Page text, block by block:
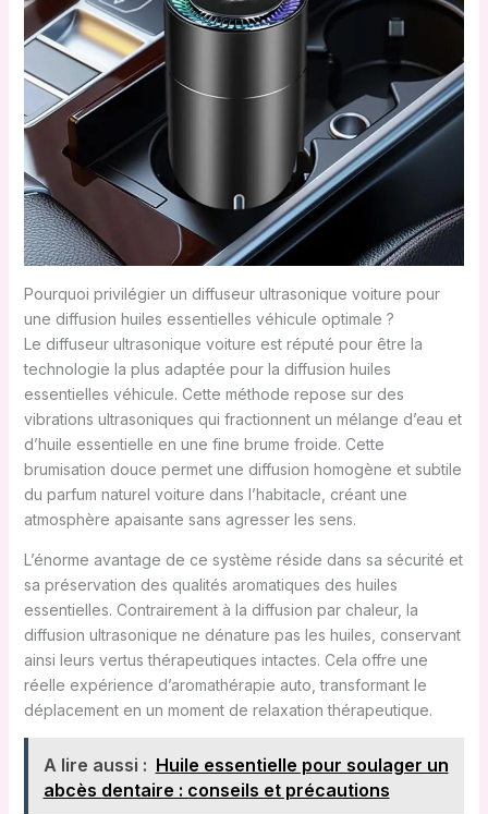
Pourquoi privilégier un diffuseur ultrasonique voiture pour
une diffusion huiles essentielles véhicule optimale ?
Le diffuseur ultrasonique voiture est réputé pour être la
technologie la plus adaptée pour la diffusion huiles
essentielles véhicule. Cette méthode repose sur des
vibrations ultrasoniques qui fractionnent un mélange d’eau et
d’huile essentielle en une fine brume froide. Cette
brumisation douce permet une diffusion homogène et subtile
du parfum naturel voiture dans l’habitacle, créant une
atmosphère apaisante sans agresser les sens.
L’énorme avantage de ce système réside dans sa sécurité et
sa préservation des qualités aromatiques des huiles
essentielles. Contrairement à la diffusion par chaleur, la
diffusion ultrasonique ne dénature pas les huiles, conservant
ainsi leurs vertus thérapeutiques intactes. Cela offre une
réelle expérience d’aromathérapie auto, transformant le
déplacement en un moment de relaxation thérapeutique.
A lire aussi : Huile essentielle pour soulager un
abcès dentaire : conseils et précautions